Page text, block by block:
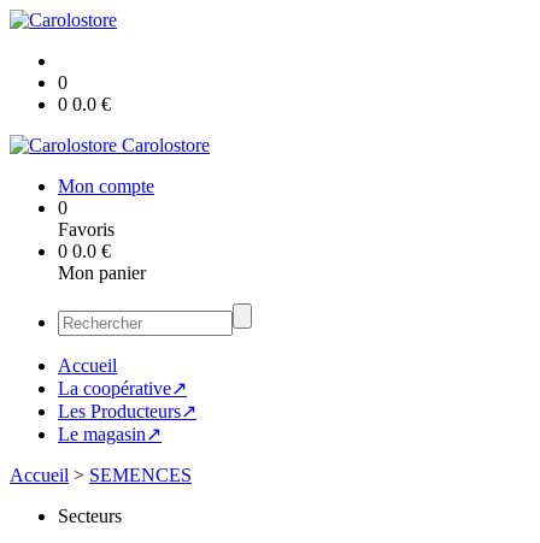
0
0 0.0 €
Carolostore
Mon compte
0
Favoris
0 0.0 €
Mon panier
Accueil
La coopérative↗
Les Producteurs↗
Le magasin↗
Accueil > SEMENCES
Secteurs